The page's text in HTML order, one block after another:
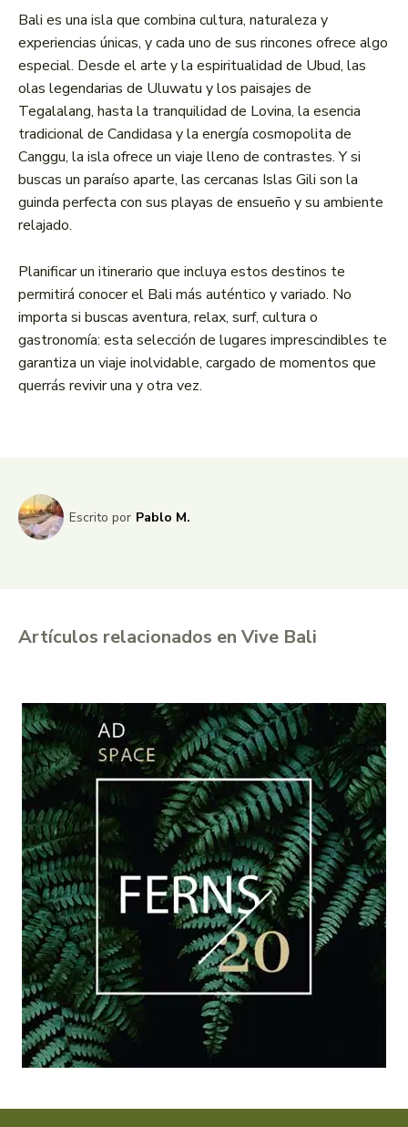
Bali es una isla que combina cultura, naturaleza y
experiencias únicas, y cada uno de sus rincones ofrece algo
especial. Desde el arte y la espiritualidad de Ubud, las
olas legendarias de Uluwatu y los paisajes de
Tegalalang, hasta la tranquilidad de Lovina, la esencia
tradicional de Candidasa y la energía cosmopolita de
Canggu, la isla ofrece un viaje lleno de contrastes. Y si
buscas un paraíso aparte, las cercanas Islas Gili son la
guinda perfecta con sus playas de ensueño y su ambiente
relajado.
Planificar un itinerario que incluya estos destinos te
permitirá conocer el Bali más auténtico y variado. No
importa si buscas aventura, relax, surf, cultura o
gastronomía: esta selección de lugares imprescindibles te
garantiza un viaje inolvidable, cargado de momentos que
querrás revivir una y otra vez.
Escrito por Pablo M.
Artículos relacionados en Vive Bali